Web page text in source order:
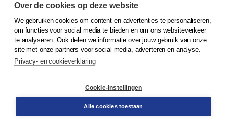
© 2026Koninklijke Boom uitgevers
Klantenservice
Service & informatie
Contact
Over de cookies op deze website
We gebruiken cookies om content en advertenties te personaliseren,
om functies voor social media te bieden en om ons websiteverkeer
te analyseren. Ook delen we informatie over jouw gebruik van onze
site met onze partners voor social media, adverteren en analyse.
Privacy- en cookieverklaring
Cookie-instellingen
Alle cookies toestaan